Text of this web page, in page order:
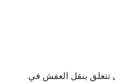
تتعلق بنقل العفش في